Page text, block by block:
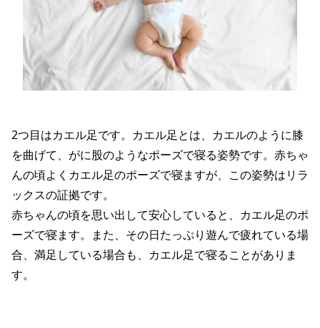
2つ目はカエル足です。カエル足とは、カエルのように膝
を曲げて、がに股のようなポーズで寝る姿勢です。赤ちゃ
んの頃よくカエル足のポーズで寝ますが、この姿勢はリラ
ックスの証拠です。
赤ちゃんの頃を思い出して安心していると、カエル足のポ
ーズで寝ます。また、その日たっぷり遊んで疲れている場
合、満足している場合も、カエル足で寝ることがありま
す。